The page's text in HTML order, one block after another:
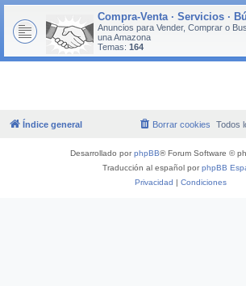
Compra-Venta · Servicios ·
Anuncios para Vender, Comprar o
una Amazona
Temas: 164
Índice general Todos
Borrar cookies
Desarrollado porphpBB® Forum Software ©
Traducción al español porphpBB
Privacidad | Condiciones